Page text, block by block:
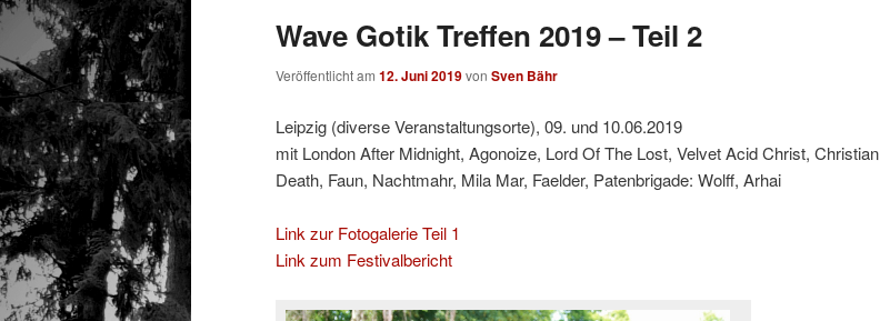
Wave Gotik Treffen 2019 – Teil 2
Veröffentlicht am 12. Juni 2019von Sven Bähr
Leipzig (diverse Veranstaltungsorte), 09. und 10.06.2019
mit London After Midnight, Agonoize, Lord Of The Lost, Velvet Acid Christ, Christian
Death, Faun, Nachtmahr, Mila Mar, Faelder, Patenbrigade: Wolff, Arhai
Link zur Fotogalerie Teil 1
Link zum Festivalbericht